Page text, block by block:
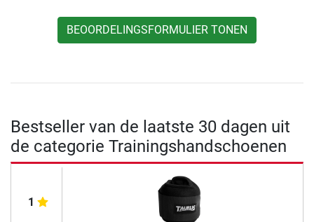
BEOORDELINGSFORMULIER TONEN
Bestseller van de laatste 30 dagen uit
de categorie Trainingshandschoenen
1